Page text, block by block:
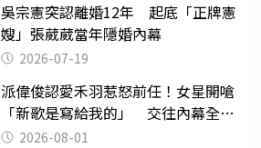
吳宗憲突認離婚12年 起底「正牌憲
嫂」張葳葳當年隱婚內幕
2026-07-19
派偉俊認愛禾羽惹怒前任！女星開嗆
「新歌是寫給我的」 交往內幕全說
了 2026-08-01